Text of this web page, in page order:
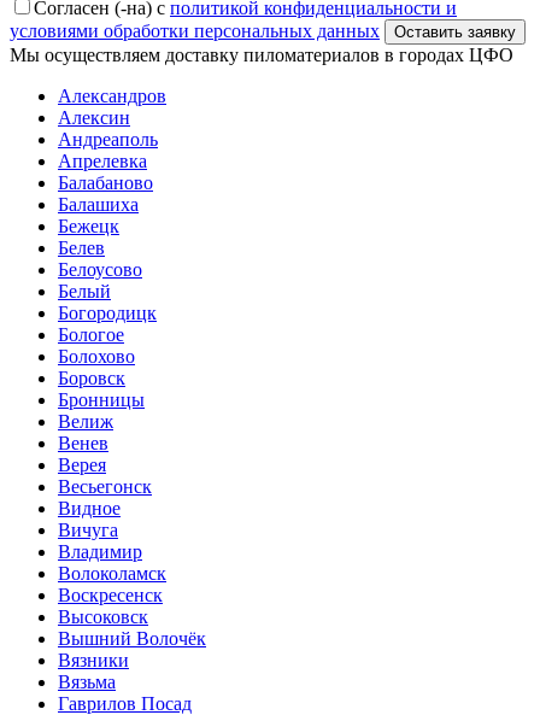
Согласен (-на) с политикой конфиденциальности и
условиями обработки персональных данных
Мы осуществляем доставку пиломатериалов в городах ЦФО
Александров
Алексин
Андреаполь
Апрелевка
Балабаново
Балашиха
Бежецк
Белев
Белоусово
Белый
Богородицк
Бологое
Болохово
Боровск
Бронницы
Велиж
Венев
Верея
Весьегонск
Видное
Вичуга
Владимир
Волоколамск
Воскресенск
Высоковск
Вышний Волочёк
Вязники
Вязьма
Гаврилов Посад